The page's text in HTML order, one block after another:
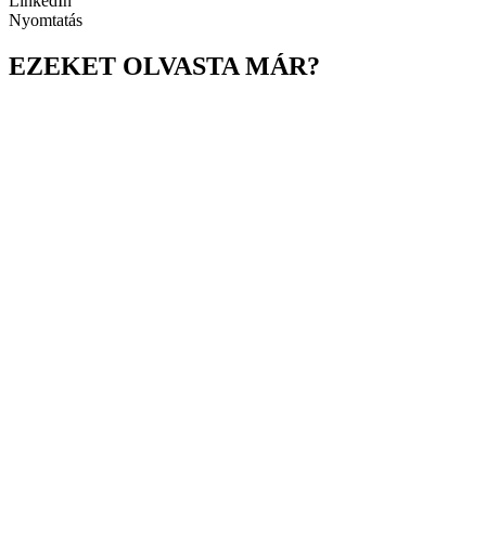
Nyomtatás
EZEKET OLVASTA MÁR?